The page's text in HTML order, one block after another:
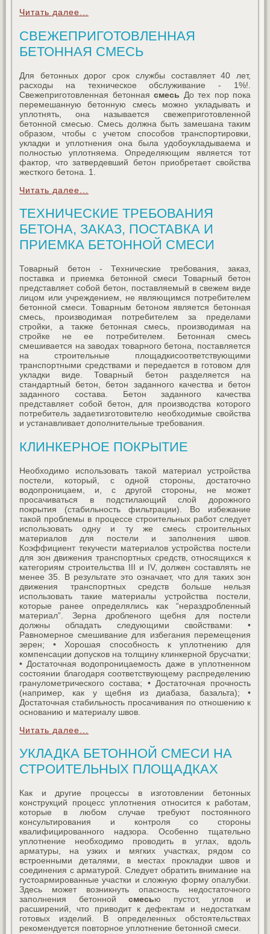
Читать далее...
СВЕЖЕПРИГОТОВЛЕННАЯ
БЕТОННАЯ СМЕСЬ
Для бетонных дорог срок службы составляет 40 лет,
расходы на техническое обслуживание - 1%!.
Свежеприготовленная бетонная смесь До тех пор пока
перемешанную бетонную смесь можно укладывать и
уплотнять, она называется свежеприготовленной
бетонной смесью. Смесь должна быть замешана таким
образом, чтобы с учетом способов транспортировки,
укладки и уплотнения она была удобоукладываема и
полностью уплотняема. Определяющим является тот
фактор, что затвердевший бетон приобретает свойства
жесткого бетона. 1.
Читать далее...
ТЕХНИЧЕСКИЕ ТРЕБОВАНИЯ
БЕТОНА, ЗАКАЗ, ПОСТАВКА И
ПРИЕМКА БЕТОННОЙ СМЕСИ
Товарный бетон - Технические требования, заказ,
поставка и приемка бетонной смеси Товарный бетон
представляет собой бетон, поставляемый в свежем виде
лицом или учреждением, не являющимся потребителем
бетонной смеси. Товарным бетоном является бетонная
смесь, производимая потребителем за пределами
стройки, а также бетонная смесь, производимая на
стройке не ее потребителем. Бетонная смесь
смешивается на заводах товарного бетона, поставляется
на строительные площадкисоответствующими
транспортными средствами и передается в готовом для
укладки виде. Товарный бетон разделяется на
стандартный бетон, бетон заданного качества и бетон
заданного состава. Бетон заданного качества
представляет собой бетон, для производства которого
потребитель задаетизготовителю необходимые свойства
и устанавливает дополнительные требования.
КЛИНКЕРНОЕ ПОКРЫТИЕ
Необходимо использовать такой материал устройства
постели, который, с одной стороны, достаточно
водопроницаем, и, с другой стороны, не может
просачиваться в подстилающий слой дорожного
покрытия (стабильность фильтрации). Во избежание
такой проблемы в процессе строительных работ следует
использовать одну и ту же смесь строительных
материалов для постели и заполнения швов.
Коэффициент текучести материалов устройства постели
для зон движения транспортных средств, относящихся к
категориям строительства III и IV, должен составлять не
менее 35. В результате это означает, что для таких зон
движения транспортных средств больше нельзя
использовать такие материалы устройства постели,
которые ранее определялись как “нераздробленный
материал”. Зерна дробленого щебня для постели
должны обладать следующими свойствами: •
Равномерное смешивание для избегания перемещения
зерен; • Хорошая способность к уплотнению для
компенсации допусков на толщину клинкерной брусчатки;
• Достаточная водопроницаемость даже в уплотненном
состоянии благодаря соответствующему распределению
гранулометрического состава; • Достаточная прочность
(например, как у щебня из диабаза, базальта); •
Достаточная стабильность просачивания по отношению к
основанию и материалу швов.
Читать далее...
УКЛАДКА БЕТОННОЙ СМЕСИ НА
СТРОИТЕЛЬНЫХ ПЛОЩАДКАХ
Как и другие процессы в изготовлении бетонных
конструкций процесс уплотнения относится к работам,
которые в любом случае требуют постоянного
консультирования и контроля со стороны
квалифицированного надзора. Особенно тщательно
уплотнение необходимо проводить в углах, вдоль
арматуры, на узких и мягких участках, рядом со
встроенными деталями, в местах прокладки швов и
соединения с арматурой. Следует обратить внимание на
густоармированные участки и сложную форму опалубки.
Здесь может возникнуть опасность недостаточного
заполнения бетоннойсмесью пустот, углов и
расширений, что приводит к дефектам и недостаткам
готовых изделий. В определенных обстоятельствах
рекомендуется повторное уплотнение бетонной смеси.